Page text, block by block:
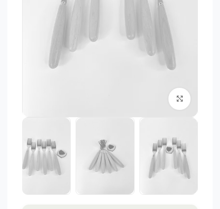
برای بزرگنمایی کلیک کنید